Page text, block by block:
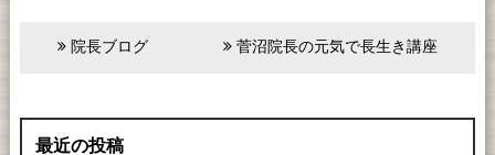
菅沼院長の元気で長生き講座
院長ブログ
最近の投稿